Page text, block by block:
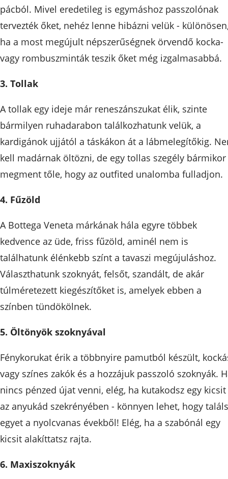
pácból. Mivel eredetileg is egymáshoz passzolónak
tervezték őket, nehéz lenne hibázni velük -
ha a most megújult népszerűségnek örvendő kocka-
vagy rombuszminták teszik őket még izgalmasabbá.
3. Tollak
A tollak egy ideje már reneszánszukat élik, szinte
bármilyen ruhadarabon találkozhatunk velük, a
kardigánok ujjától a táskákon át a lábmelegítőkig.
kell madárnak öltözni, de egy tollas szegély bármikor
megment tőle, hogy az outfited unalomba fulladjon.
4. Fűzöld
A Bottega Veneta márkának hála egyre többek
kedvence az üde, friss fűzöld, aminél nem is
találhatunk élénkebb színt a tavaszi megújuláshoz.
Választhatunk szoknyát, felsőt, szandált, de akár
túlméretezett kiegészítőket is, amelyek ebben a
színben tündökölnek.
5. Öltönyök szoknyával
Fénykorukat érik a többnyire pamutból készült,
vagy színes zakók és a hozzájuk passzoló szoknyák.
nincs pénzed újat venni, elég, ha kutakodsz egy kicsit
az anyukád szekrényében - könnyen lehet, hogy
egyet a nyolcvanas évekből! Elég, ha a szabónál egy
kicsit alakíttatsz rajta.
6. Maxiszoknyák